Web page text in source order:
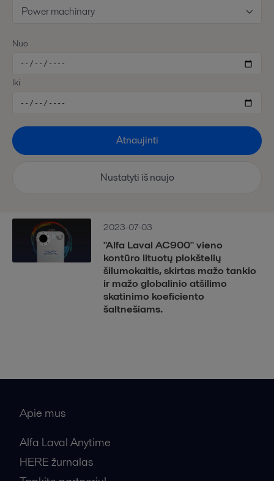
2023-07-03
"Alfa Laval AC900" vieno
kontūro lituotų plokštelių
šilumokaitis, skirtas mažo tankio
ir mažo globalinio atšilimo
skatinimo koeficiento
šaltnešiams.
Power machinary
Nuo
Iki
Atnaujinti
Nustatyti iš naujo
Apie mus
Alfa Laval Anytime
HERE žurnalas